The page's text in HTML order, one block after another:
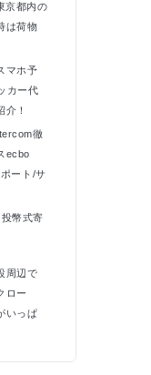
京都内の
は荷物
マホ予
カー代
！
徹
ecbo
ート/サ
幣式寄
周辺で
ロー
いっぱ